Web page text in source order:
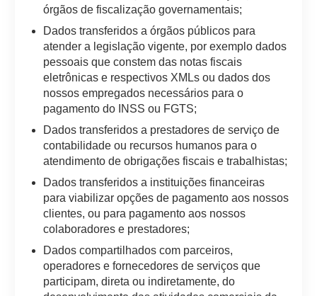
órgãos de fiscalização governamentais;
Dados transferidos a órgãos públicos para
atender a legislação vigente, por exemplo dados
pessoais que constem das notas fiscais
eletrônicas e respectivos XMLs ou dados dos
nossos empregados necessários para o
pagamento do INSS ou FGTS;
Dados transferidos a prestadores de serviço de
contabilidade ou recursos humanos para o
atendimento de obrigações fiscais e trabalhistas;
Dados transferidos a instituições financeiras
para viabilizar opções de pagamento aos nossos
clientes, ou para pagamento aos nossos
colaboradores e prestadores;
Dados compartilhados com parceiros,
operadores e fornecedores de serviços que
participam, direta ou indiretamente, do